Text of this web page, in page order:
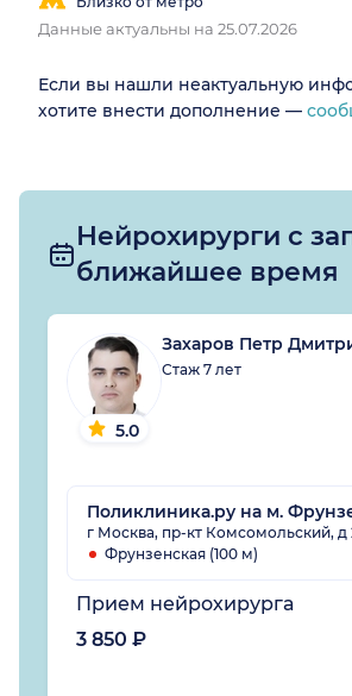
Данные актуальны на 25.07.2026
Если вы нашли неактуальную
хотите внести дополнение —
Нейрохирурги с
ближайшее время
5.0
Захаров Петр
Стаж 7 лет
Поликлиника.ру на м.
г Москва, пр-кт Комсомольский, д
Фрунзенская (100 м)
Прием нейрохирурга
3 850 ₽